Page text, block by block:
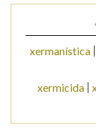
OUTRAS
Marcas
xermanística
xermicida